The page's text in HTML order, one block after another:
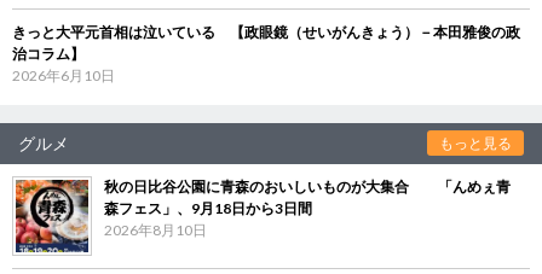
きっと大平元首相は泣いている 【政眼鏡（せいがんきょう）－本田雅俊の政
治コラム】
2026年6月10日
グルメ もっと見る
秋の日比谷公園に青森のおいしいものが大集合 「んめぇ青
森フェス」、9月18日から3日間
2026年8月10日